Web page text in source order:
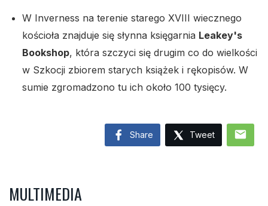
W Inverness na terenie starego XVIII wiecznego
kościoła znajduje się słynna księgarnia Leakey's
Bookshop, która szczyci się drugim co do wielkości
w Szkocji zbiorem starych książek i rękopisów. W
sumie zgromadzono tu ich około 100 tysięcy.
Share Tweet mail
MULTIMEDIA